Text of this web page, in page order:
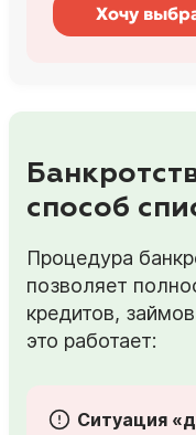
Хочу
способ
Процедура
позволяет
кредитов,
это работает:
Ситуация